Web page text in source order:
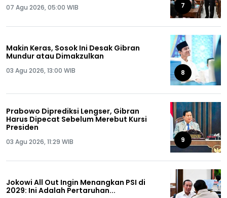
07 Agu 2026, 05:00 WIB 7
Makin Keras, Sosok Ini Desak Gibran
Mundur atau Dimakzulkan
03 Agu 2026, 13:00 WIB 8
Prabowo Diprediksi Lengser, Gibran
Harus Dipecat Sebelum Merebut Kursi
Presiden
03 Agu 2026, 11:29 WIB 9
Jokowi All Out Ingin Menangkan PSI di
2029: Ini Adalah Pertaruhan...